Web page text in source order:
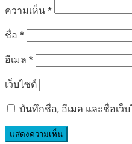
ความเห็น *
ชื่อ *
อีเมล *
เว็บไซต์
บันทึกชื่อ, อีเมล และชื่อเว็